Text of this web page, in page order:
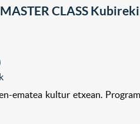
CLASS
ematea kultur etxean.